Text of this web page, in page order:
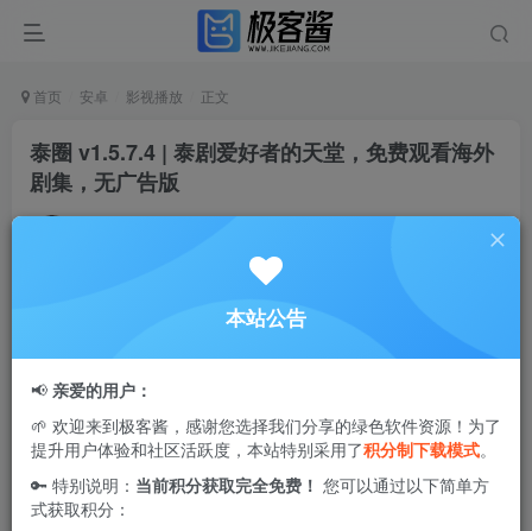
首页 安卓 影视播放 正文
泰圈 v1.5.7.4 | 泰剧爱好者的天堂，免费观看海外
剧集，无广告版
私信
聚合了众多海外剧集，为用户提供极致的观看体验，所
有资源均免费共享，涵盖2265部泰剧，并且画质清晰可见。
强大的搜索功能支持按类型、年份和播放量进行筛选，无论
是热门剧集还是冷门作品，您都可以随意免费观看。尽在泰
本站公告
📢 亲爱的用户：
🌱 欢迎来到极客酱，感谢您选择我们分享的绿色软件资源！为了
提升用户体验和社区活跃度，本站特别采用了积分制下载模式。
🔑 特别说明： 当前积分获取完全免费！ 您可以通过以下简单方
式获取积分：